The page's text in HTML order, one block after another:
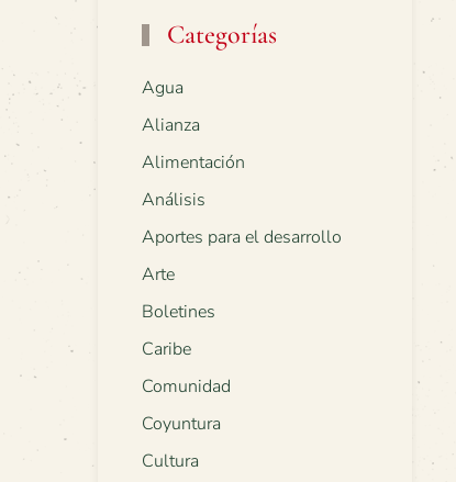
Categorías
Agua
Alianza
Alimentación
Análisis
Aportes para el desarrollo
Arte
Boletines
Caribe
Comunidad
Coyuntura
Cultura